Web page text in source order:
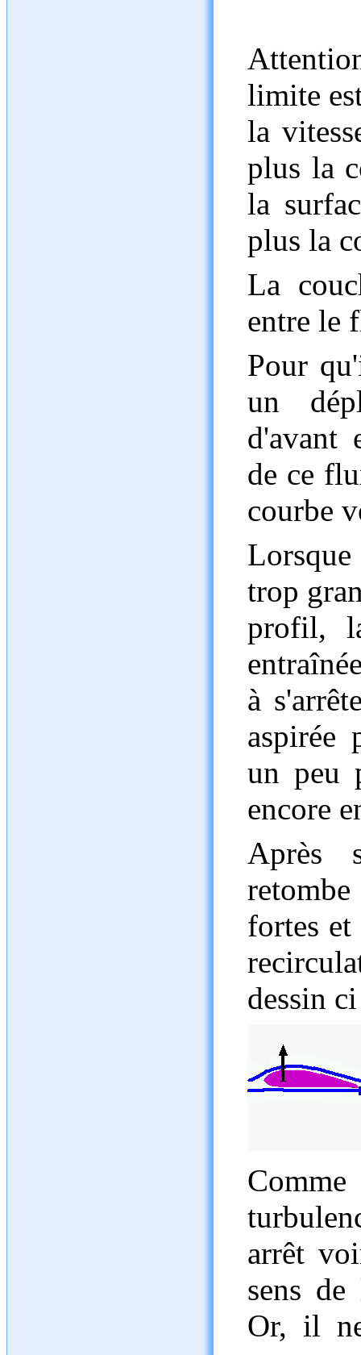
limite
la
plus la
la
plus la
La
entre le
Pour
un
d'avant
de ce
courbe
trop
profil,
à
aspirée
un peu
encore
Après
fortes
dessin
arrêt
sens de
Or, il